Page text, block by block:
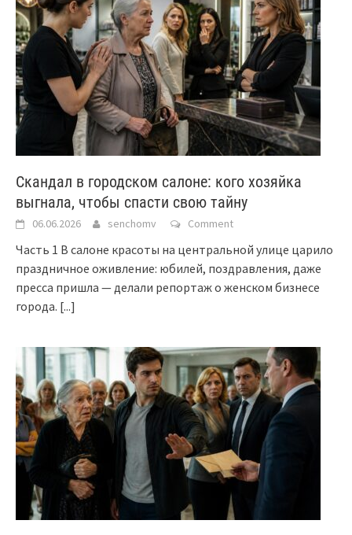
Скандал в городском салоне: кого хозяйка
выгнала, чтобы спасти свою тайну
06.06.2026 senchomv Comment
Часть 1 В салоне красоты на центральной улице царило
праздничное оживление: юбилей, поздравления, даже
пресса пришла — делали репортаж о женском бизнесе
города. [...]